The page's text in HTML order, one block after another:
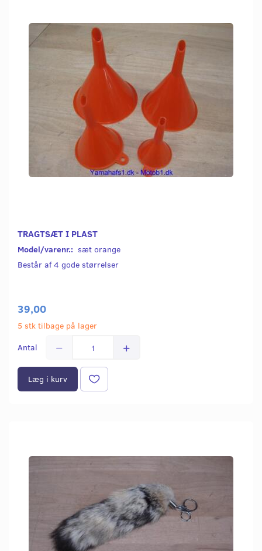
TRAGTSÆT I PLAST
Model/varenr.: sæt orange
Består af 4 gode størrelser
39,00
5 stk tilbage på lager
Antal
Læg i kurv